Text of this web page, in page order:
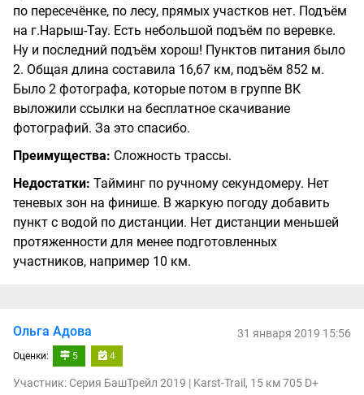
по пересечёнке, по лесу, прямых участков нет. Подъём
на г.Нарыш-Тау. Есть небольшой подъём по веревке.
Ну и последний подъём хорош! Пунктов питания было
2. Общая длина составила 16,67 км, подъём 852 м.
Было 2 фотографа, которые потом в группе ВК
выложили ссылки на бесплатное скачивание
фотографий. За это спасибо.
Преимущества: Сложность трассы.
Недостатки: Тайминг по ручному секундомеру. Нет
теневых зон на финише. В жаркую погоду добавить
пункт с водой по дистанции. Нет дистанции меньшей
протяженности для менее подготовленных
участников, например 10 км.
Ольга Адова
Оценки: 5 4
31 января 2019 15:56
Участник: Серия БашТрейл 2019 | Karst-Trail, 15 км 705 D+